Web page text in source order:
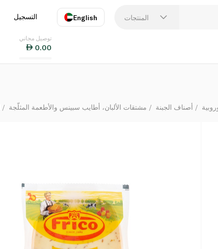
المنتجات English
اللغة
التسجيل
توصيل مجاني
0.00
مشتقات الألبان، أطايب سبينس والأطعمة المثلّجة أصناف الجبنة